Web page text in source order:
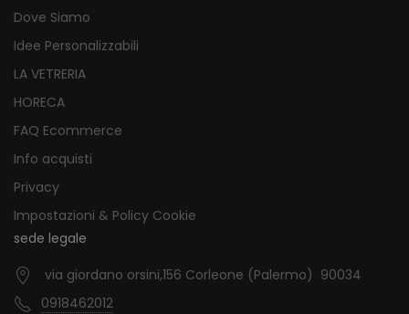
Dove Siamo
Idee Personalizzabili
LA VETRERIA
HORECA
FAQ Ecommerce
Info acquisti
Privacy
Impostazioni & Policy Cookie
sede legale
via giordano orsini,156 Corleone (Palermo) 90034
0918462012